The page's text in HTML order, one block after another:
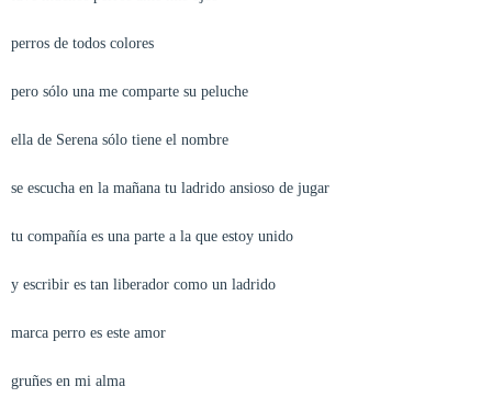
perros de todos colores
pero sólo una me comparte su peluche
ella de Serena sólo tiene el nombre
se escucha en la mañana tu ladrido ansioso de jugar
tu compañía es una parte a la que estoy unido
y escribir es tan liberador como un ladrido
marca perro es este amor
gruñes en mi alma